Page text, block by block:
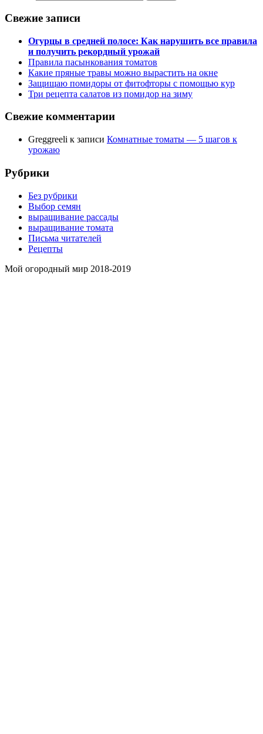
Свежие записи
Огурцы в средней полосе: Как нарушить все правила
и получить рекордный урожай
Правила пасынкования томатов
Какие пряные травы можно вырастить на окне
Защищаю помидоры от фитофторы с помощью кур
Три рецепта салатов из помидор на зиму
Свежие комментарии
Greggreeli к записи Комнатные томаты — 5 шагов к
урожаю
Рубрики
Без рубрики
Выбор семян
выращивание рассады
выращивание томата
Письма читателей
Рецепты
Мой огородный мир 2018-2019